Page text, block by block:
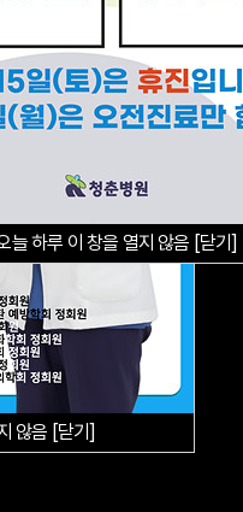
않음 [닫기]
않음 [닫기]
늘 하루 이 창을 열지 않음 [닫기]